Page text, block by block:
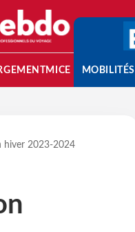
MICE MOBILITÉS
hiver 2023-2024